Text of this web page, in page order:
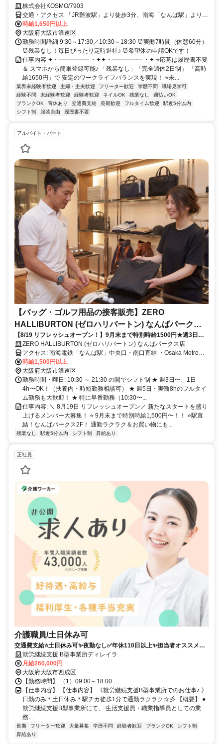
株式会社KOSMO/7903
交通・アクセス 「JR難波駅」より徒歩3分、南海「なんば駅」より徒
歩4分、阪神・近鉄「大阪難波駅」より徒歩6分
時給1,650円以上
大阪府大阪市浪速区
勤務時間詳細 9:30～17:30／10:30～18:30 ⏰実働7時間（休憩60分）
⏰残業なし！毎日ぴったり定時退社♪ ⏰希望休の申請OKです！
仕事内容 ✦・┈┈┈┈┈ ・✦✦・┈┈┈┈┈ ・✦ ⭐応募は履歴書不要
＆ スマホから簡単登録可能♪ 「残業なし」「完全週休2日制」 「高時
給1650円」で 安定のワークライフバランスを実現！ ⭐未...
業界未経験者歓迎 主婦・主夫歓迎 フリーター歓迎 学歴不問
職場見学可
経験不問
未経験者歓迎 経験者歓迎 ネイルOK 残業なし
週払いOK
ブランクOK
育休あり 交通費支給 長期歓迎 フルタイム歓迎
駅近5分以内
シフト制
服装自由 履歴書不要
アルバイト・パート
【バッグ・ゴルフ用品の接客販売】ZERO
HALLIBURTON (ゼロハリバートン) なんばパークス
店
【8/19 リフレッシュオープン！】9月末まで特別時給1500円★週3日・1
日4h〜短時間＆扶養内OK！社割・制服あり◎未経験・主婦(夫)・学生・
フルタイム歓迎♪
ZERO HALLIBURTON (ゼロハリバートン) なんばパークス店
アクセス: 南海電鉄「なんば駅」中央口・南口直結 ・Osaka Metro御
堂筋線 「なんば駅」南改札口より徒歩約7分 ・近鉄阪神「大阪難波
駅」東改札口より徒歩約9分
時給1,500円以上
大阪府大阪市浪速区
勤務時間・曜日: 10:30 ～ 21:30 の間でシフト制 ★ 週3日〜、1日
4h〜OK！（扶養内・時短勤務相談可） ★ 週5日・実働8hのフルタイ
ム勤務も大歓迎！ ★ 特に早番勤務（10:30〜...
仕事内容: ＼ 8月19日 リフレッシュオープン／ 新たなスタートを盛り
上げるメンバー大募集！ ⭐ 9月末まで特別時給1,500円〜！！ ⭐駅直
結！なんばパークス2F！ 通勤ラクラク＆お買い物にも...
残業なし 駅近5分以内 シフト制 昇給あり
正社員
介護職員/土日休み可
交通費支給⭐️土日休み可✨夜勤なし✅️年休110日以上✨担当者オススメ⭕️
研修支援有✨経験者優遇❗️駅チカ
就労継続支援 B型事業所ディレイラ
月給260,000円
大阪府大阪市西成区
【勤務時間】 （1）09:00～18:00
【仕事内容】 【仕事内容】 《就労継続支援B型事業所でのお仕事♪ 》
日勤のみ＊土日休み＊駅チカ徒歩1分で通勤ラクラク☆彡 【概要】 ●
就労継続支援B型事業所にて、 生活支援員・職業指導員としての業
務...
長期 フリーター歓迎 大量募集 学歴不問 経験者歓迎 ブランクOK
シフト制
昇給あり